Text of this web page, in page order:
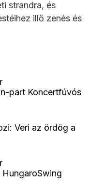
strandra, és
illő zenés és
part Koncertfúvós
Veri az ördög a
HungaroSwing